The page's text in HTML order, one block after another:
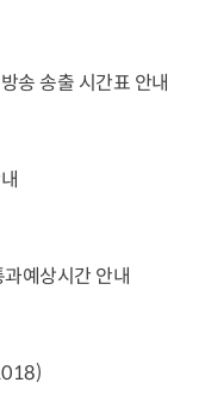
송 송출 시간표 안내
예상시간 안내